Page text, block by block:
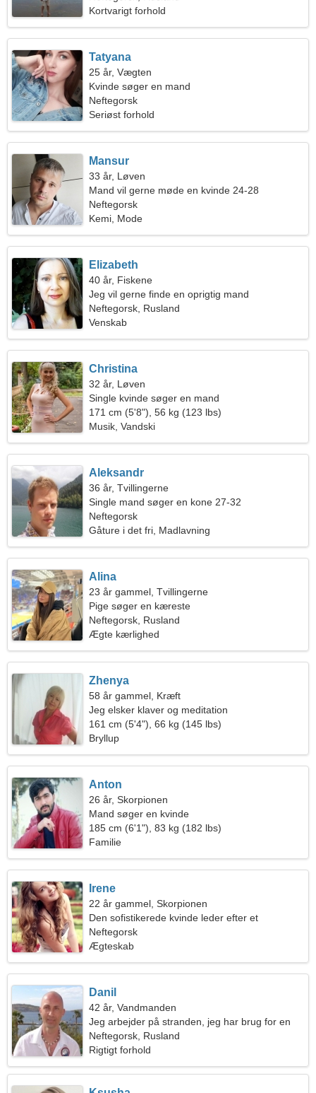
Kortvarigt forhold
Tatyana
25 år, Vægten
Kvinde søger en mand
Neftegorsk
Seriøst forhold
Mansur
33 år, Løven
Mand vil gerne møde en kvinde 24-28
Neftegorsk
Kemi, Mode
Elizabeth
40 år, Fiskene
Jeg vil gerne finde en oprigtig mand
Neftegorsk, Rusland
Venskab
Christina
32 år, Løven
Single kvinde søger en mand
171 cm (5'8"), 56 kg (123 lbs)
Musik, Vandski
Aleksandr
36 år, Tvillingerne
Single mand søger en kone 27-32
Neftegorsk
Gåture i det fri, Madlavning
Alina
23 år gammel, Tvillingerne
Pige søger en kæreste
Neftegorsk, Rusland
Ægte kærlighed
Zhenya
58 år gammel, Kræft
Jeg elsker klaver og meditation
161 cm (5'4"), 66 kg (145 lbs)
Bryllup
Anton
26 år, Skorpionen
Mand søger en kvinde
185 cm (6'1"), 83 kg (182 lbs)
Familie
Irene
22 år gammel, Skorpionen
Den sofistikerede kvinde leder efter et
lidenskabeligt forhold
Neftegorsk
Ægteskab
Danil
42 år, Vandmanden
Jeg arbejder på stranden, jeg har brug for en
passioneret kvinde
Neftegorsk, Rusland
Rigtigt forhold